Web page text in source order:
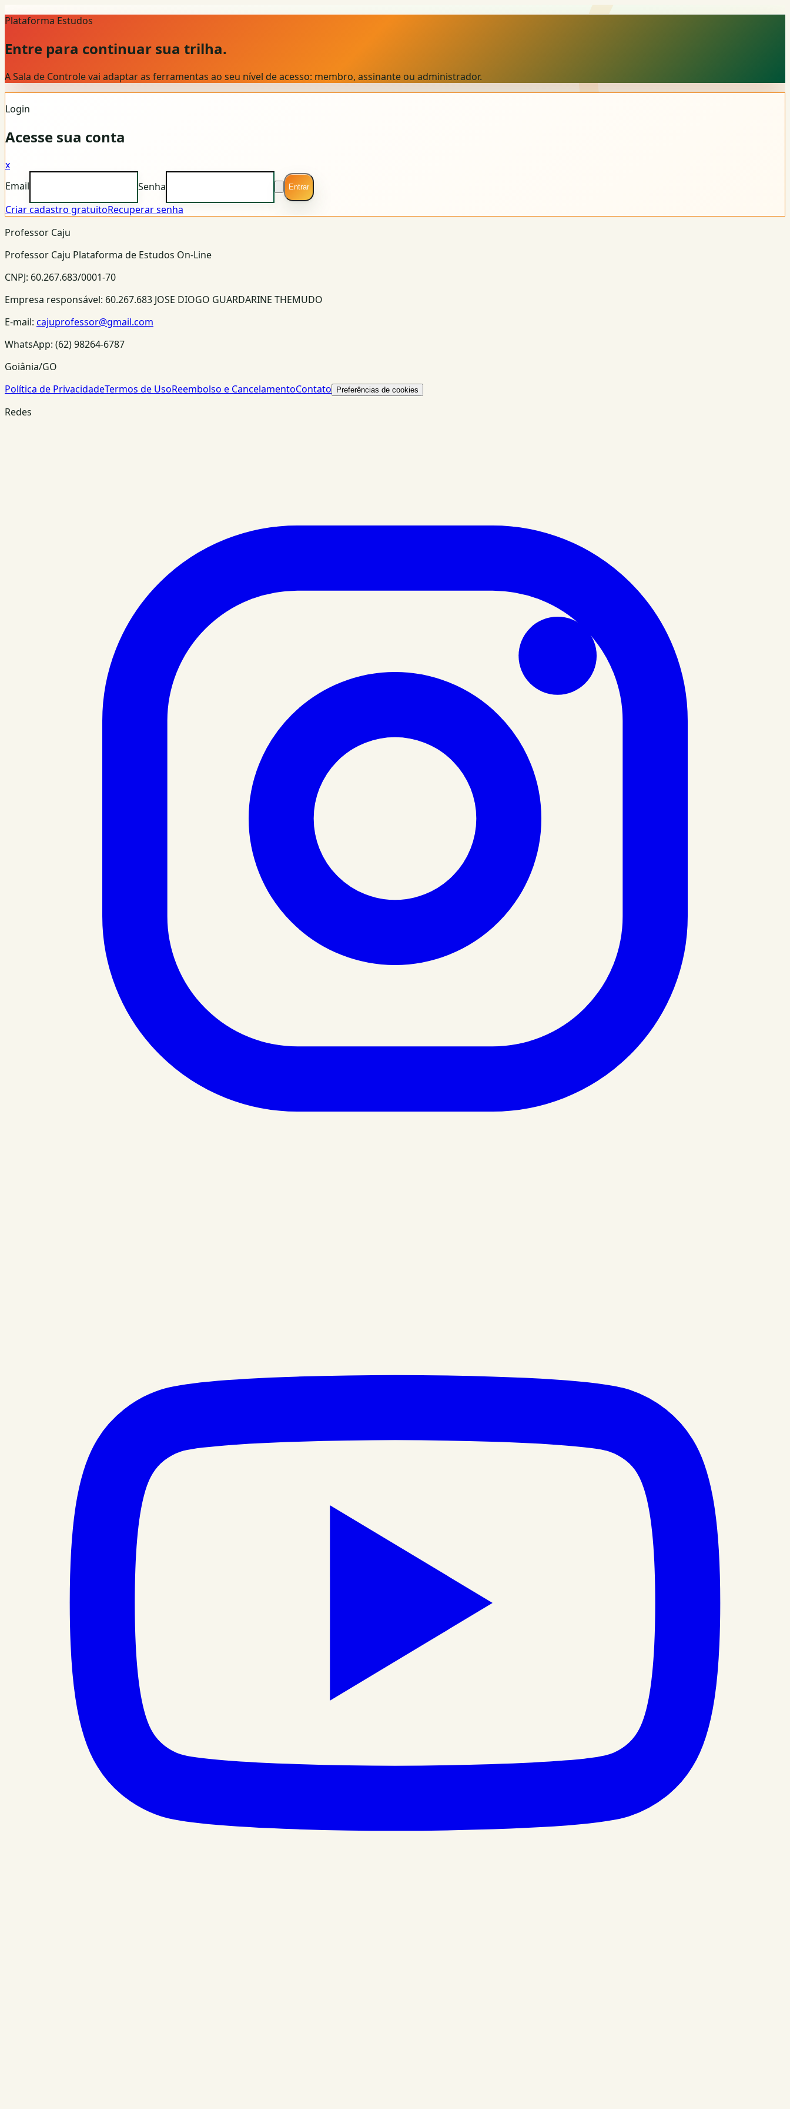
Plataforma Estudos
Entre para continuar sua trilha.
A Sala de Controle vai adaptar as ferramentas ao seu nível de acesso: membro, assinante ou administrador.
Login
Acesse sua conta
x
Email
Senha Entrar
Criar cadastro gratuitoRecuperar senha
Professor Caju
Professor Caju Plataforma de Estudos On-Line
CNPJ: 60.267.683/0001-70
Empresa responsável: 60.267.683 JOSE DIOGO GUARDARINE THEMUDO
E-mail: cajuprofessor@gmail.com
WhatsApp: (62) 98264-6787
Goiânia/GO
Política de PrivacidadeTermos de UsoReembolso e CancelamentoContato Preferências de cookies
Redes